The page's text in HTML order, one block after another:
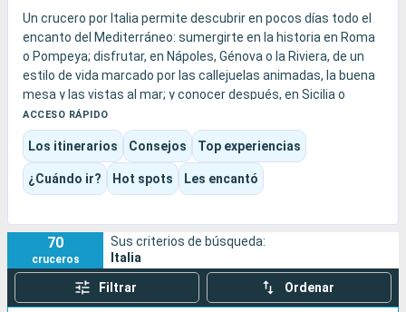
Buscar
Un crucero por Italia permite descubrir en pocos días todo el
encanto del Mediterráneo: sumergirte en la historia en Roma
o Pompeya; disfrutar, en Nápoles, Génova o la Riviera, de un
estilo de vida marcado por las callejuelas animadas, la buena
mesa y las vistas al mar; y conocer después, en Sicilia o
Cerdeña, una Italia más insular, entre volcanes, templos
antiguos y aguas cristalinas.
El destino combina con total naturalidad patrimonio,
gastronomía, estilo de vida y placer de navegar, con cruceros
que reservan tanto espacio para las grandes visitas como
ACCESO RÁPIDO
Los itinerarios Consejos Top experiencias
¿Cuándo ir? Hot spots Les encantó
70
cruceros
Sus criterios de búsqueda:
Italia
Filtrar Ordenar